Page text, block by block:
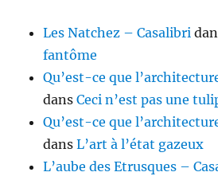
Les Natchez – Casalibri
fantôme
Qu’est-ce que
dansCeci n’est pas une
Qu’est-ce que
dansL’art à l’état gazeux
L’aube des Etrusques –